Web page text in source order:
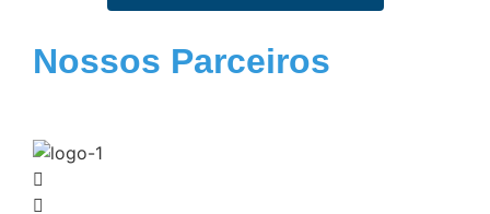
Nossos Parceiros